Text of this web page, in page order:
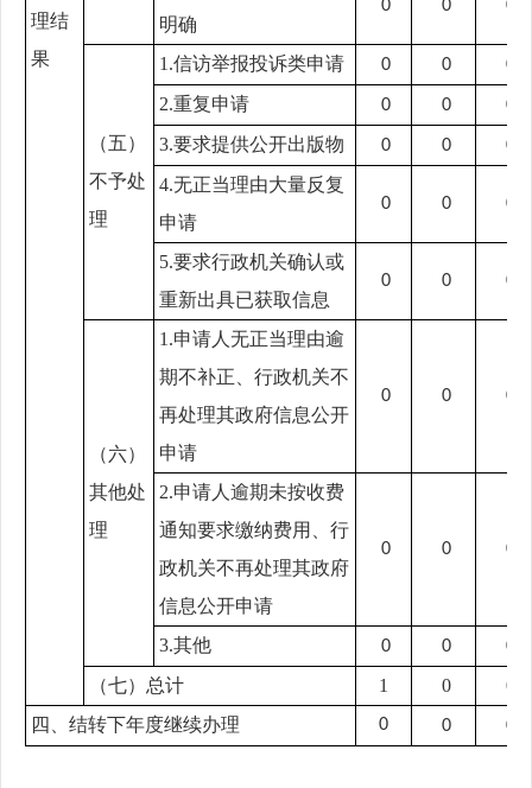
理结
果
明确
0 0 0
（五）
不予处
理
1.信访举报投诉类申请 0 0 0
2.重复申请 0 0 0
3.要求提供公开出版物 0 0 0
4.无正当理由大量反复
申请
0 0 0
5.要求行政机关确认或
重新出具已获取信息
0 0 0
（六）
其他处
理
1.申请人无正当理由逾
期不补正、行政机关不
再处理其政府信息公开
申请
0 0 0
2.申请人逾期未按收费
通知要求缴纳费用、行
政机关不再处理其政府
信息公开申请
0 0 0
3.其他 0 0 0
（七）总计 1 0
0
四、结转下年度继续办理
0 0 0